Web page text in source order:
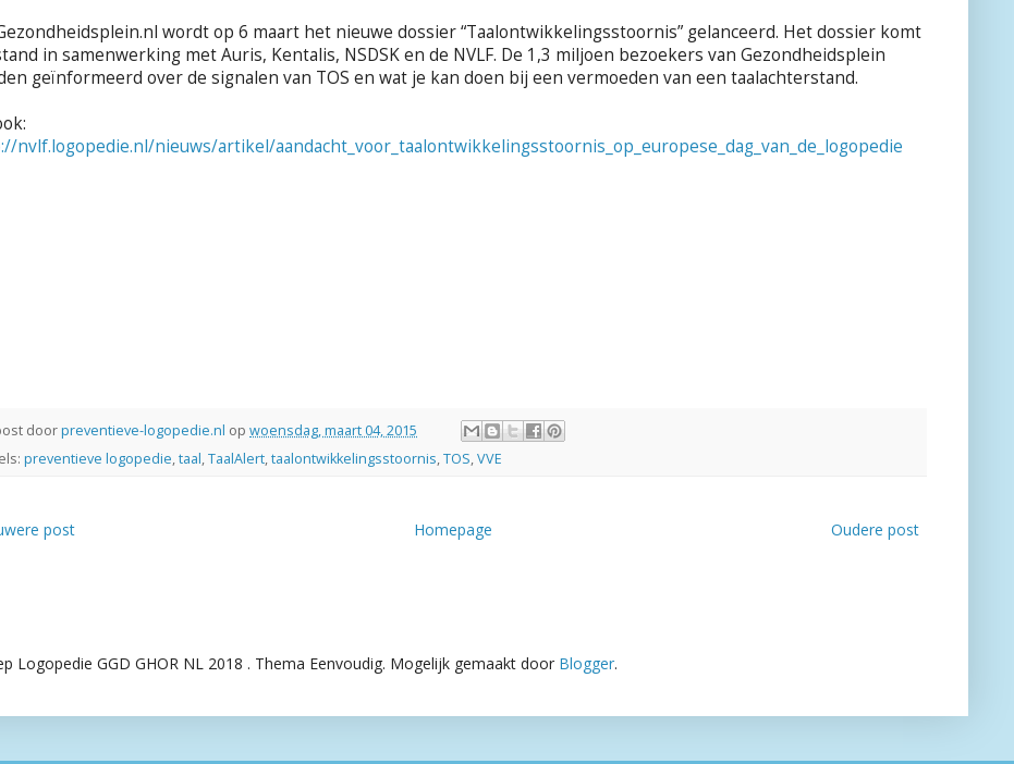
wordt op 6 maart het nieuwe dossier “Taalontwikkelingsstoornis” gelanceerd. Het dossier komt
in samenwerking met Auris, Kentalis, NSDSK en de NVLF. De 1,3 miljoen bezoekers van Gezondheidsplein
geïnformeerd over de signalen van TOS en wat je kan doen bij een vermoeden van een taalachterstand.
nvlf.logopedie.nl/nieuws/artikel/aandacht_voor_taalontwikkelingsstoornis_op_europese_dag_van_de_logopedie
doorpreventieve-logopedie.nl op woensdag, maart 04, 2015
preventieve logopedie,taal,TaalAlert,taalontwikkelingsstoornis,TOS,VVE
post Oudere post
Homepage
Logopedie GGD GHOR NL 2018 . Thema Eenvoudig. Mogelijk gemaakt door Blogger.